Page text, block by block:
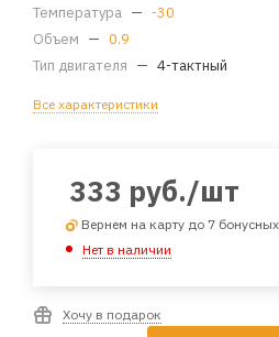
Температура — -30
Объем — 0.9
Тип двигателя — 4-тактный
Все характеристики
333 руб./шт
Вернем на карту до 7
Нет в наличии
Хочу в подарок